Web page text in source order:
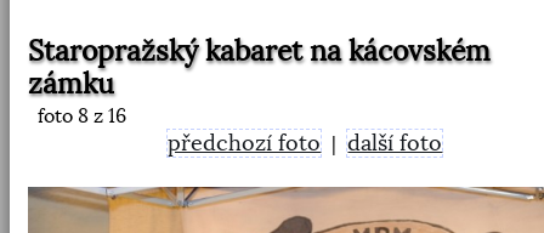
Staropražský kabaret na kácovském
zámku
foto 8 z 16
předchozí foto |další foto